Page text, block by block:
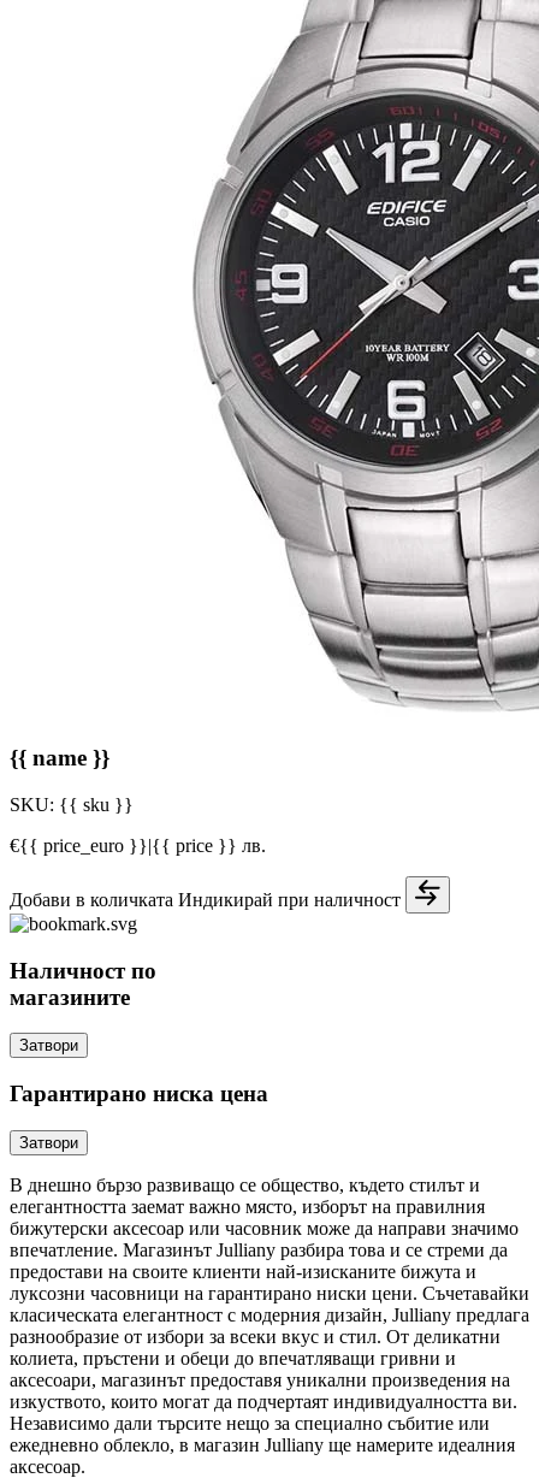
{{ name }}
SKU: {{ sku }}
€{{ price_euro }}|{{ price }} лв.
Добави в количката Индикирай при наличност
Наличност по
магазините
Затвори
Гарантирано ниска цена
Затвори
В днешно бързо развиващо се общество, където стилът и
елегантността заемат важно място, изборът на правилния
бижутерски аксесоар или часовник може да направи значимо
впечатление. Магазинът Julliany разбира това и се стреми да
предостави на своите клиенти най-изисканите бижута и
луксозни часовници на гарантирано ниски цени. Съчетавайки
класическата елегантност с модерния дизайн, Julliany предлага
разнообразие от избори за всеки вкус и стил. От деликатни
колиета, пръстени и обеци до впечатляващи гривни и
аксесоари, магазинът предоставя уникални произведения на
изкуството, които могат да подчертаят индивидуалността ви.
Независимо дали търсите нещо за специално събитие или
ежедневно облекло, в магазин Julliany ще намерите идеалния
аксесоар.